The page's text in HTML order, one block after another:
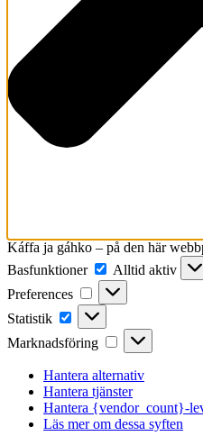
Káffa ja gáhko – på den här
Basfunktioner
Alltid aktiv
Preferences
Statistik
Marknadsföring
Hantera alternativ
Hantera tjänster
Hantera {vendor_count}-
Läs mer om dessa syften